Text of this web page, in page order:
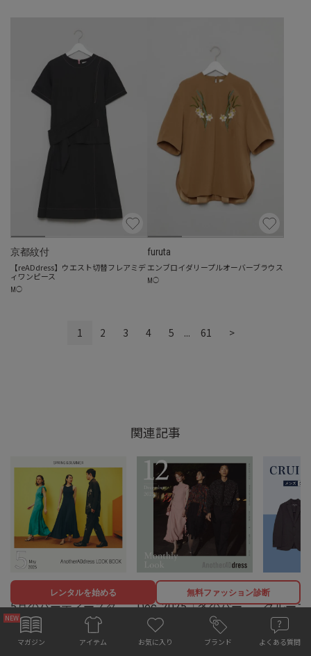
京都紋付
【reADdress】ウエスト切替フレアミデ
ィワンピース
M ◯
furuta
エンブロイダリープルオーバーブラウス
M ◯
1 2 3 4 5 ... 61 >
関連記事
コーディネート / 季節
5月のパーティースタ
イル #AnotherADdress
LOOKBOOK
コーディネート / 季節
Dec. 2025「冬のパー
ティースタイル」
#AnotherADdress
コーディネ
クルーズ
服装は
＆おすす
マガジン アイテム お気に入り ブランド よくある質問
レンタルを始める 無料ファッション診断